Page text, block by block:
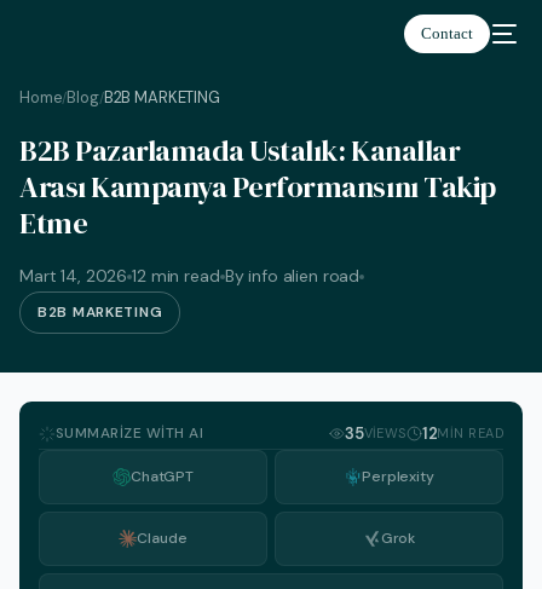
Contact
Home/Blog/B2B MARKETING
B2B Pazarlamada Ustalık: Kanallar
Arası Kampanya Performansını Takip
Etme
Mart 14, 2026 12 min read By info alien road
B2B MARKETING
SUMMARIZE WITH AI 35VIEWS 12MIN READ
ChatGPT Perplexity
Claude Grok
Türkçe